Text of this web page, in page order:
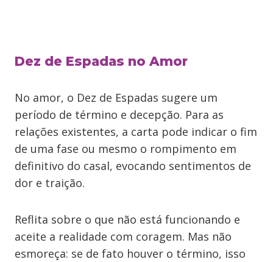
Dez de Espadas no Amor
No amor, o Dez de Espadas sugere um
período de término e decepção. Para as
relações existentes, a carta pode indicar o fim
de uma fase ou mesmo o rompimento em
definitivo do casal, evocando sentimentos de
dor e traição.
Reflita sobre o que não está funcionando e
aceite a realidade com coragem. Mas não
esmoreça: se de fato houver o término, isso